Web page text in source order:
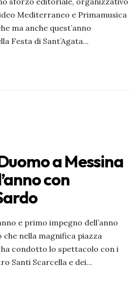
Mediterraneo e Primamusica
ma anche quest’anno
Festa di Sant’Agata...
a Messina
con
e primo impegno dell’anno
che nella magnifica piazza
ha condotto lo spettacolo con i
Santi Scarcella e dei...